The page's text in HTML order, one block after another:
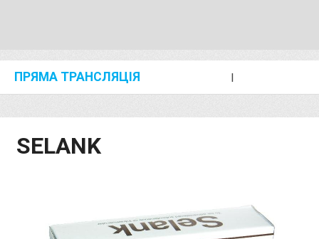
ПРЯМА ТРАНСЛЯЦІЯ I
SELANK